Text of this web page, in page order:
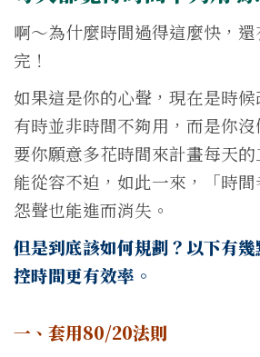
啊～為什麼時間過得這麼快，
完！
如果這是你的心聲，現在是時
有時並非時間不夠用，而是你
要你願意多花時間來計畫每天
能從容不迫，如此一來，「時
怨聲也能進而消失。
但是到底該如何規劃？以下有
控時間更有效率。
一、套用80/20法則